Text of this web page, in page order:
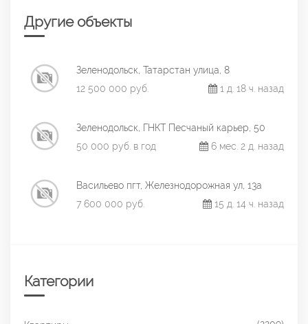
Другие объекты
Зеленодольск, Татарстан улица, 8
12 500 000 руб.
1 д. 18 ч. назад
Зеленодольск, ГНКТ Песчаный карьер, 50
50 000 руб. в год
6 мес. 2 д. назад
Васильево пгт, Железнодорожная ул, 13а
7 600 000 руб.
15 д. 14 ч. назад
Категории